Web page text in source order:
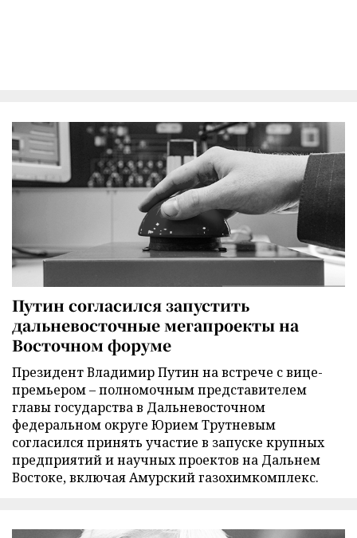
Путин согласился запустить
дальневосточные мегапроекты на
Восточном форуме
Президент Владимир Путин на встрече с вице-
премьером – полномочным представителем
главы государства в Дальневосточном
федеральном округе Юрием Трутневым
согласился принять участие в запуске крупных
предприятий и научных проектов на Дальнем
Востоке, включая Амурский газохимкомплекс.